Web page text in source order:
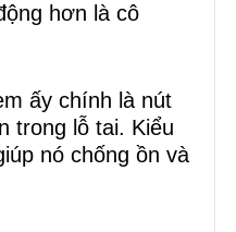
hơn là cô
ấy chính là nút
trong lỗ tai. Kiểu
nó chống ồn và